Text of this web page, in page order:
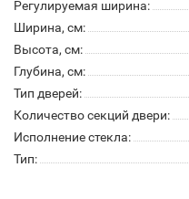
Регулируемая ширина:
Ширина, см:
Высота, см:
Глубина, см:
Тип дверей:
Количество секций двери:
Исполнение стекла:
Тип: